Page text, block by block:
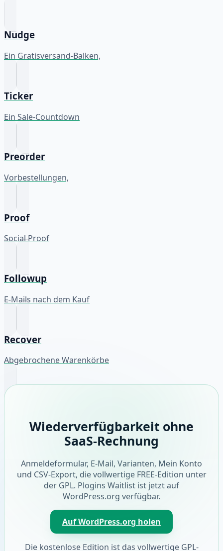
Nudge
Ein Gratisversand-Balken,
Ticker
Ein Sale-Countdown
Preorder
Vorbestellungen,
Proof
Social Proof
Followup
E-Mails nach dem Kauf
Recover
Abgebrochene Warenkörbe
Wiederverfügbarkeit ohne
SaaS-Rechnung
Anmeldeformular, E-Mail, Varianten, Mein Konto
und CSV-Export, die vollwertige FREE-Edition unter
der GPL. Plogins Waitlist ist jetzt auf
WordPress.org verfügbar.
Auf WordPress.org holen
Die kostenlose Edition ist das vollwertige GPL-